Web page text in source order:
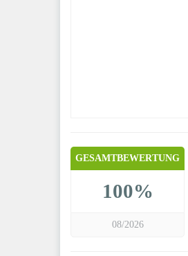
GESAMTBEWERTUNG
100%
08/2026